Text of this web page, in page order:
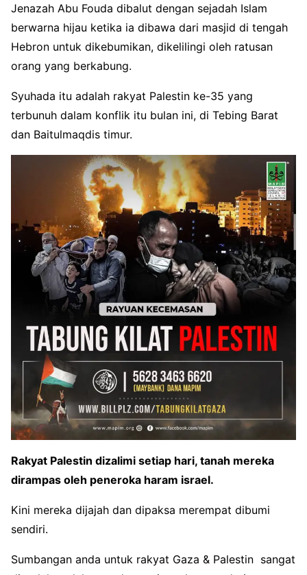
— WAFA News Agency – English
(@WAFANewsEnglish)January 30, 2023
Jenazah Abu Fouda dibalut dengan sejadah Islam
berwarna hijau ketika ia dibawa dari masjid di tengah
Hebron untuk dikebumikan, dikelilingi oleh ratusan
orang yang berkabung.
Syuhada itu adalah rakyat Palestin ke-35 yang
terbunuh dalam konflik itu bulan ini, di Tebing Barat
dan Baitulmaqdis timur.
Rakyat Palestin dizalimi setiap hari, tanah mereka
dirampas oleh peneroka haram israel.
Kini mereka dijajah dan dipaksa merempat dibumi
sendiri.
Sumbangan anda untuk rakyat Gaza & Palestin sangat